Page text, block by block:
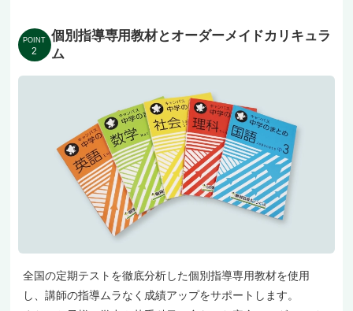
POINT
2
個別指導専用教材とオーダーメイドカリキュラ
ム
全国の定期テストを徹底分析した個別指導専用教材を使用
し、講師の指導ムラなく成績アップをサポートします。